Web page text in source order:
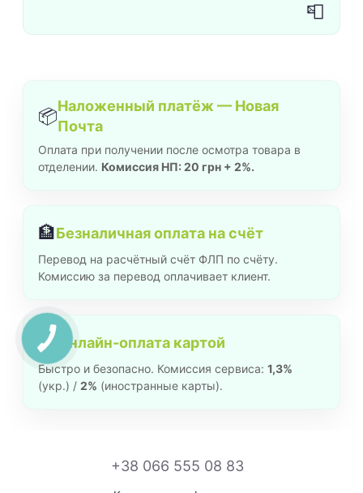
📮
📦Наложенный платёж — Новая
Почта
Оплата при получении после осмотра товара в
отделении. Комиссия НП: 20 грн + 2%.
🏦Безналичная оплата на счёт
Перевод на расчётный счёт ФЛП по счёту.
Комиссию за перевод оплачивает клиент.
💳 Онлайн-оплата картой
Быстро и безопасно. Комиссия сервиса: 1,3%
(укр.) / 2% (иностранные карты).
+38 066 555 08 83